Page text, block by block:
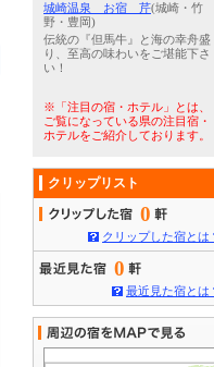
城崎温泉 お宿 芹(城崎・竹
野・豊岡)
伝統の『但馬牛』と海の幸舟盛
り、至高の味わいをご堪能下さ
い！
※「注目の宿・ホテル」とは、
ご覧になっている県の注目宿・
ホテルをご紹介しております。
クリップリスト
0
クリップした宿とは
0
最近見た宿とは